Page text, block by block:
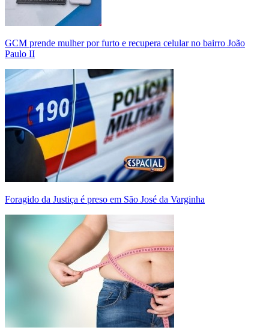
GCM prende mulher por furto e recupera celular no bairro João
Paulo II
Foragido da Justiça é preso em São José da Varginha